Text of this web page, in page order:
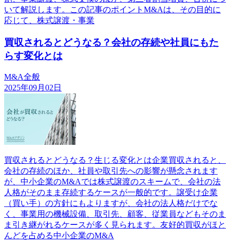
いて解説します。この記事のポイントM&Aは、その目的に
応じて、株式譲渡・事業
買収されるとどうなる？会社の存続や社員にもた
らす変化とは
M&A全般
2025年09月02日
買収されるとどうなる？生じる変化とは企業買収されると、
会社の存続のほか、社員や取引先への影響が懸念されます
が、中小企業のM&Aでは株式譲渡のスキームで、会社の法
人格がそのまま存続するケースが一般的です。譲受け企業
（買い手）の方針にもよりますが、会社の法人格だけでな
く、事業用の機械設備、取引先、顧客、従業員などもそのま
ま引き継がれるケースが多く見られます。友好的買収がほと
んどを占める中小企業のM&A